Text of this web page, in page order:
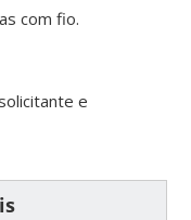
com fio.
e